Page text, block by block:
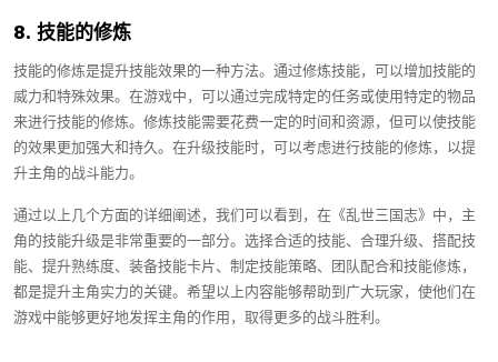
8. 技能的修炼
技能的修炼是提升技能效果的一种方法。通过修炼技能，可以增加技能的
威力和特殊效果。在游戏中，可以通过完成特定的任务或使用特定的物品
来进行技能的修炼。修炼技能需要花费一定的时间和资源，但可以使技能
的效果更加强大和持久。在升级技能时，可以考虑进行技能的修炼，以提
升主角的战斗能力。
通过以上几个方面的详细阐述，我们可以看到，在《乱世三国志》中，主
角的技能升级是非常重要的一部分。选择合适的技能、合理升级、搭配技
能、提升熟练度、装备技能卡片、制定技能策略、团队配合和技能修炼，
都是提升主角实力的关键。希望以上内容能够帮助到广大玩家，使他们在
游戏中能够更好地发挥主角的作用，取得更多的战斗胜利。